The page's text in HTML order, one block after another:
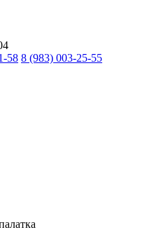
58 8 (983) 003-25-55